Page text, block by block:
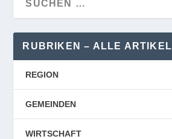
RUBRIKEN – ALLE ARTIKEL
REGION
GEMEINDEN
WIRTSCHAFT